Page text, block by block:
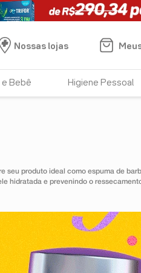
Nossas lojas
e Bebê Higiene Pessoal
produto ideal como espuma de
e prevenindo o